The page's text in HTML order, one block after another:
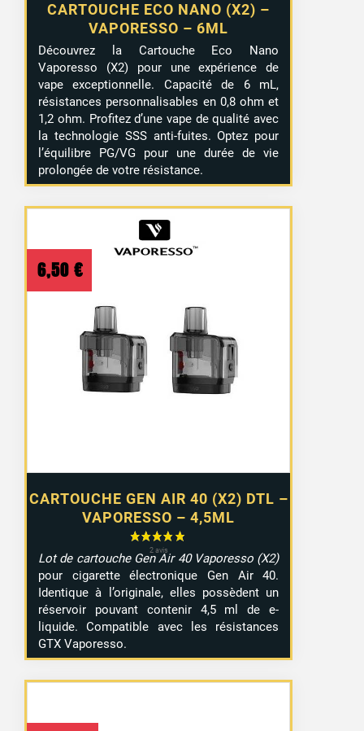
CARTOUCHE ECO NANO (X2) –
VAPORESSO – 6ML
Découvrez la Cartouche Eco Nano
Vaporesso (X2) pour une expérience de
vape exceptionnelle. Capacité de 6 mL,
résistances personnalisables en 0,8 ohm et
1,2 ohm. Profitez d’une vape de qualité avec
la technologie SSS anti-fuites. Optez pour
l’équilibre PG/VG pour une durée de vie
prolongée de votre résistance.
CARTOUCHE GEN AIR 40 (X2) DTL –
VAPORESSO – 4,5ML
6,50 €
Lot de cartouche Gen Air 40 Vaporesso (X2)
pour cigarette électronique Gen Air 40.
Identique à l’originale, elles possèdent un
réservoir pouvant contenir 4,5 ml de e-
liquide. Compatible avec les résistances
GTX Vaporesso.